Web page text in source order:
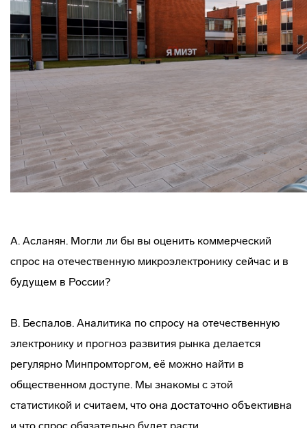
А. Асланян. Могли ли бы вы оценить коммерческий
спрос на отечественную микроэлектронику сейчас и в
будущем в России?
В. Беспалов. Аналитика по спросу на отечественную
электронику и прогноз развития рынка делается
регулярно Минпромторгом, её можно найти в
общественном доступе. Мы знакомы с этой
статистикой и считаем, что она достаточно объективна